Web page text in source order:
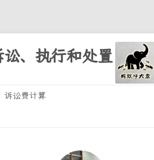
、执行和处置
诉讼费计算